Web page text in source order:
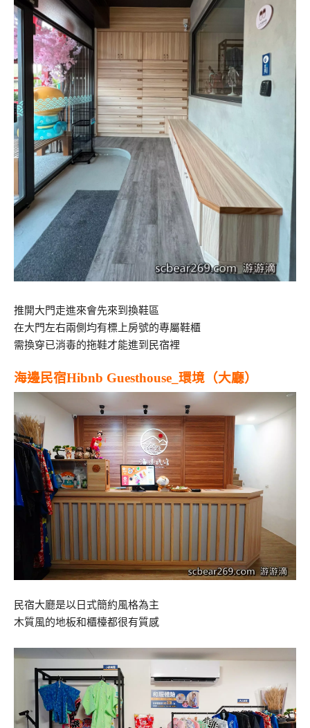
推開大門走進來會先來到換鞋區
在大門左右兩側均有標上房號的專屬鞋櫃
需換穿已消毒的拖鞋才能進到民宿裡
海邊民宿Hibnb Guesthouse_環境（大廳）
民宿大廳是以日式簡約風格為主
木質風的地板和櫃檯都很有質感